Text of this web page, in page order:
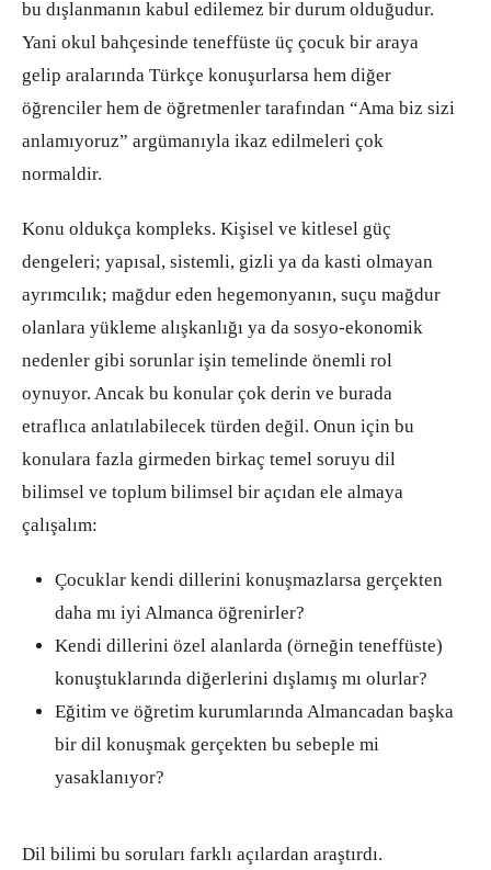
bu dışlanmanın kabul edilemez bir durum olduğudur.
Yani okul bahçesinde teneffüste üç çocuk bir araya
gelip aralarında Türkçe konuşurlarsa hem diğer
öğrenciler hem de öğretmenler tarafından “Ama biz sizi
anlamıyoruz” argümanıyla ikaz edilmeleri çok
normaldir.
Konu oldukça kompleks. Kişisel ve kitlesel güç
dengeleri; yapısal, sistemli, gizli ya da kasti olmayan
ayrımcılık; mağdur eden hegemonyanın, suçu mağdur
olanlara yükleme alışkanlığı ya da sosyo-ekonomik
nedenler gibi sorunlar işin temelinde önemli rol
oynuyor. Ancak bu konular çok derin ve burada
etraflıca anlatılabilecek türden değil. Onun için bu
konulara fazla girmeden birkaç temel soruyu dil
bilimsel ve toplum bilimsel bir açıdan ele almaya
çalışalım:
Çocuklar kendi dillerini konuşmazlarsa gerçekten
daha mı iyi Almanca öğrenirler?
Kendi dillerini özel alanlarda (örneğin teneffüste)
konuştuklarında diğerlerini dışlamış mı olurlar?
Eğitim ve öğretim kurumlarında Almancadan başka
bir dil konuşmak gerçekten bu sebeple mi
yasaklanıyor?
Dil bilimi bu soruları farklı açılardan araştırdı.